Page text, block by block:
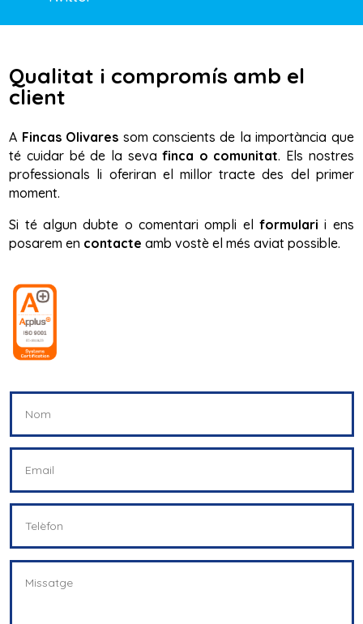
Qualitat i compromís amb el
client
A Fincas Olivares som conscients de la importància que
té cuidar bé de la seva finca o comunitat. Els nostres
professionals li oferiran el millor tracte des del primer
moment.
Si té algun dubte o comentari ompli elformulari i ens
posarem en contacte amb vostè el més aviat possible.